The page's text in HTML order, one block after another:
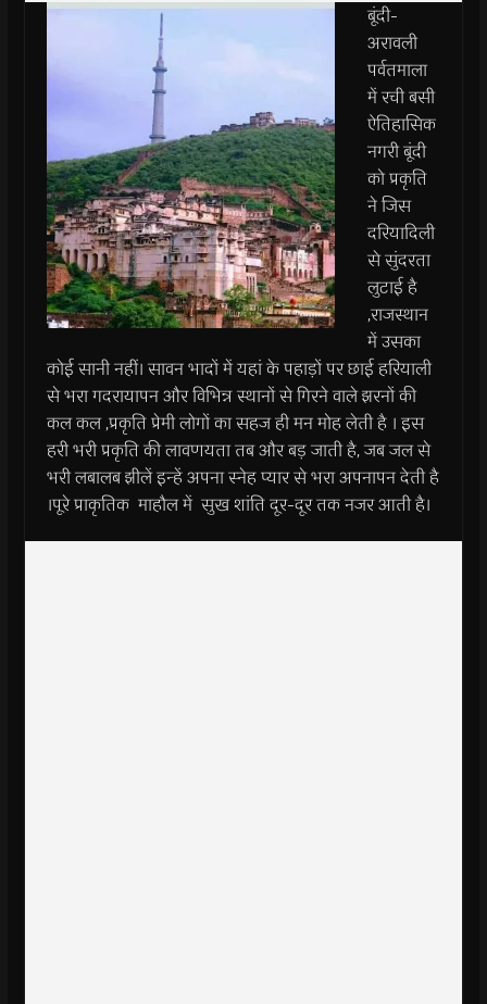
बूंदी-
अरावली
पर्वतमाला
में रची बसी
ऐतिहासिक
नगरी बूंदी
को प्रकृति
ने जिस
दरियादिली
से सुंदरता
लुटाई है
,राजस्थान
में उसका
कोई सानी नहीं। सावन भादों में यहां के पहाड़ों पर छाई हरियाली
से भरा गदरायापन और विभिन्न स्थानों से गिरने वाले झरनों की
कल कल ,प्रकृति प्रेमी लोगों का सहज ही मन मोह लेती है । इस
हरी भरी प्रकृति की लावणयता तब और बड़ जाती है, जब जल से
भरी लबालब झीलें इन्हें अपना स्नेह प्यार से भरा अपनापन देती है
।पूरे प्राकृतिक माहौल में सुख शांति दूर-दूर तक नजर आती है।